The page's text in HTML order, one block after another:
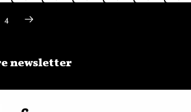
4
newsletter